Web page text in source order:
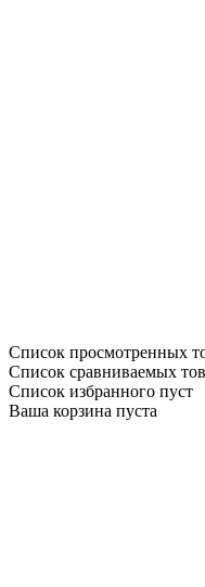
Список просмотренных
Список сравниваемых
Список избранного пуст
Ваша корзина пуста